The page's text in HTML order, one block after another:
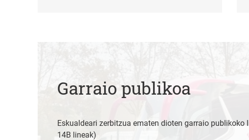
Garraio publikoa
Eskualdeari zerbitzua ematen dioten garraio publikoko
14B lineak)